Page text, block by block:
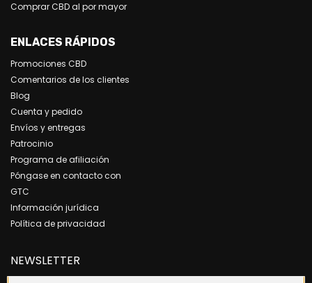
Comprar CBD al por mayor
ENLACES RÁPIDOS
Promociones CBD
Comentarios de los clientes
Blog
Cuenta y pedido
Envíos y entregas
Patrocinio
Programa de afiliación
Póngase en contacto con
GTC
Información jurídica
Política de privacidad
NEWSLETTER